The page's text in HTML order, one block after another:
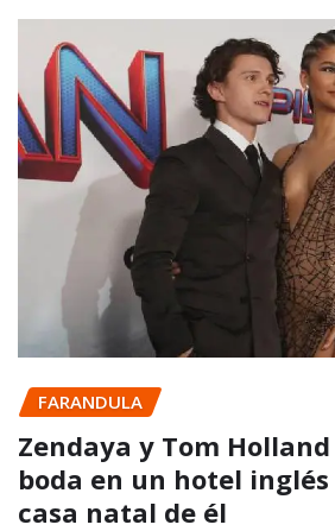
FARANDULA
Zendaya y Tom
boda en un hotel
casa natal de él